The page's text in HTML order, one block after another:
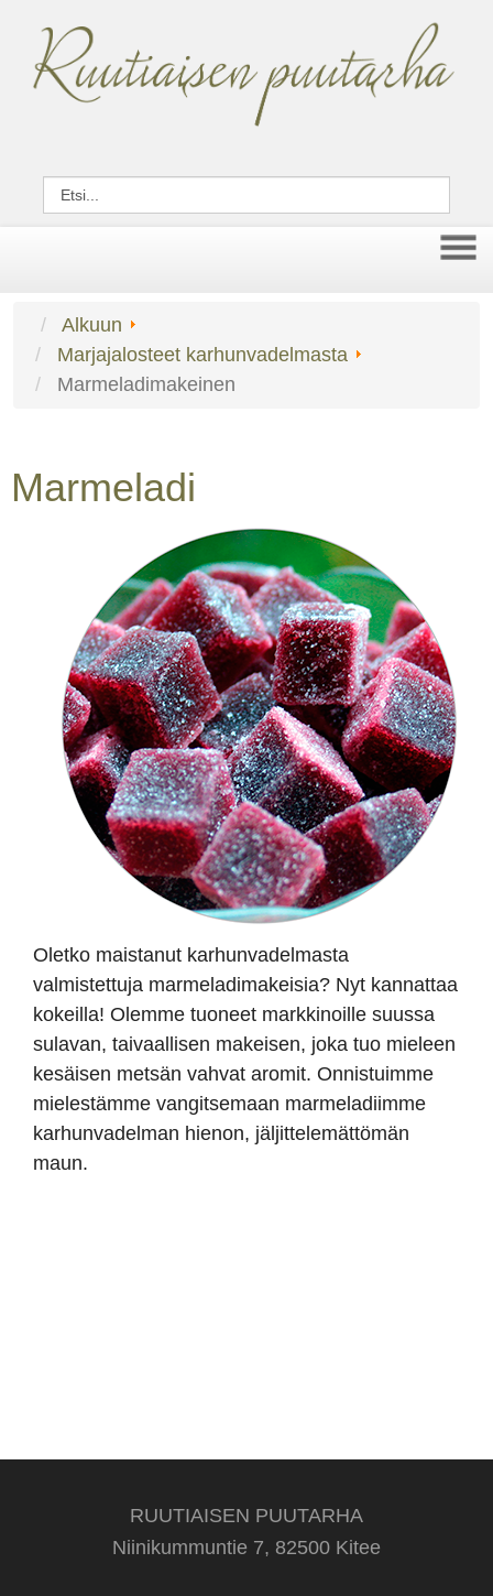
Alkuun
Marjajalosteet karhunvadelmasta
Marmeladimakeinen
Marmeladi
Oletko maistanut karhunvadelmasta
valmistettuja marmeladimakeisia? Nyt kannattaa
kokeilla! Olemme tuoneet markkinoille suussa
sulavan, taivaallisen makeisen, joka tuo mieleen
kesäisen metsän vahvat aromit. Onnistuimme
mielestämme vangitsemaan marmeladiimme
karhunvadelman hienon, jäljittelemättömän
maun.
RUUTIAISEN PUUTARHA
Niinikummuntie 7, 82500 Kitee